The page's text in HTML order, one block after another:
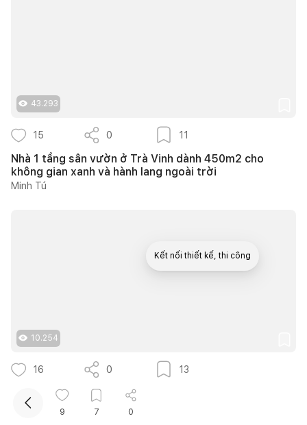
43.293
15 0 11
Nhà 1 tầng sân vườn ở Trà Vinh dành 450m2 cho
không gian xanh và hành lang ngoài trời
Minh Tú
10.254
16 0 13
14 ý tưởng thiết kế cầu thang ngoài trời thông thoáng
giúp tối ưu diện tích cho nhà phố nhỏ hẹp
9 7 0
Kết nối thiết kế, thi công